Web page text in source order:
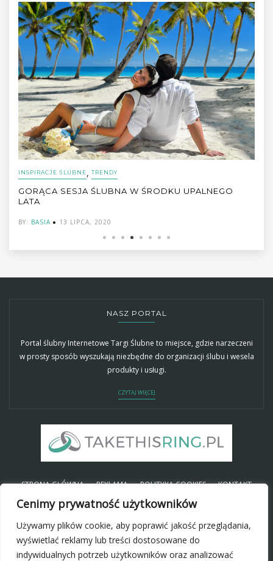
Cenimy prywatność użytkowników
Używamy plików cookie, aby poprawić jakość przeglądania,
wyświetlać reklamy lub treści dostosowane do
indywidualnych potrzeb użytkowników oraz analizować
INSPIRACJE ŚLUBNE, TRENDY
GORĄCA SESJA ŚLUBNA W ŚRODKU UPALNEGO
LATA
BY: BASIA 13 LIPCA, 2020
NASZ PORTAL
Portal ślubny Internetowe Targi Ślubne to miejsce, gdzie narzeczeni
w prosty sposób wyszukają niezbędne do organizacji ślubu i wesela
produkty i usługi.
CZYTAJ WIĘCEJ
STRONA GŁÓWNA REKLAMA POLITYKA COOKIES KONTAKT
SOCIAL